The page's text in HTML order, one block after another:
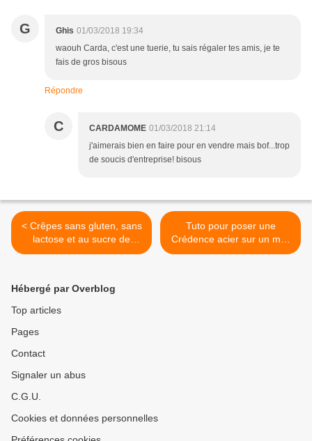
G Ghis 01/03/2018 19:34
waouh Carda, c'est une tuerie, tu sais régaler tes amis, je te
fais de gros bisous
Répondre
C CARDAMOME 01/03/2018 21:14
j'aimerais bien en faire pour en vendre mais bof...trop
de soucis d'entreprise! bisous
< Crêpes sans gluten, sans
lactose et au sucre de
bouleau (gluten/lactose
Tuto pour poser une
Crédence acier sur un mur
couvert de papier vinyle ou
Hébergé par Overblog
Top articles
Pages
Contact
Signaler un abus
C.G.U.
Cookies et données personnelles